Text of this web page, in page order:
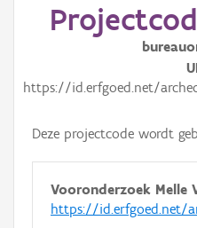
https://id.erfgoed.net/
Deze projectcode wordt
Vooronderzoek Melle
https://id.erfgoed.net/